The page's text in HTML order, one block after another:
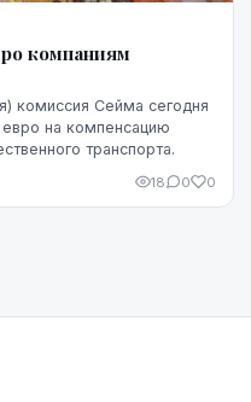
компаниям
комиссия Сейма сегодня
на компенсацию
транспорта.
18 0 0